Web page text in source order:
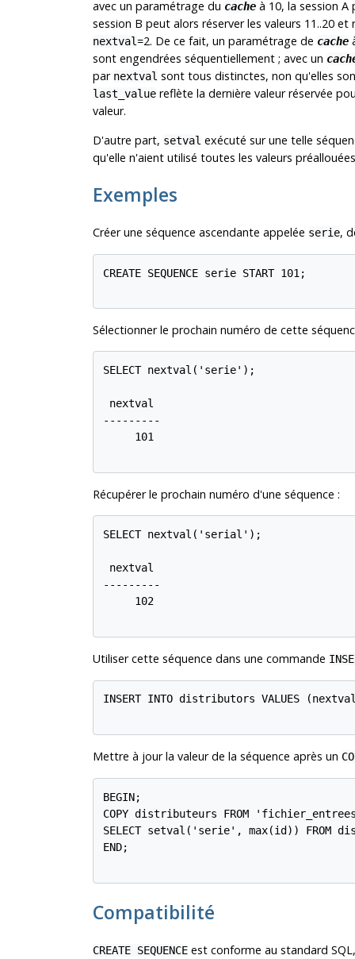
avec un paramétrage du cacheà 10, la session A
session B peut alors réserver les valeurs 11..20
nextval=2. De ce fait, un paramétrage de cache
sont engendrées séquentiellement ; avec un
par nextval sont tous distinctes, non qu'elles
last_valuereflète la dernière valeur réservée
valeur.
D'autre part, setval exécuté sur une telle
qu'elle n'aient utilisé toutes les valeurs
Exemples
Créer une séquence ascendante appelée serie,
CREATE SEQUENCE serie START 101;
Sélectionner le prochain numéro de cette
SELECT nextval('serie');
nextval
---------
     101
Récupérer le prochain numéro d'une séquence :
SELECT nextval('serial');
nextval
---------
     102
Utiliser cette séquence dans une commande
INSERT INTO distributors VALUES
Mettre à jour la valeur de la séquence après un
BEGIN;
COPY distributeurs FROM
SELECT setval('serie', max(id)) FROM
END;
Compatibilité
CREATE SEQUENCEest conforme au standard SQL